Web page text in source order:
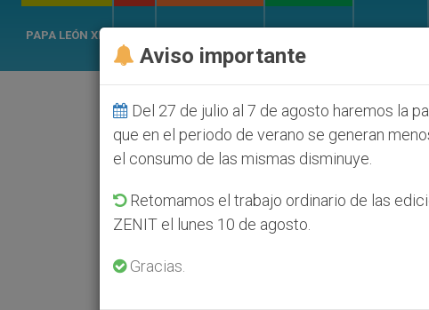
PAPA LEÓN XIV
Aviso importante
Del 27 de julio al 7 de agosto haremos la
que en el periodo de verano se generan
el consumo de las mismas disminuye.
Retomamos el trabajo ordinario de las
ZENIT el lunes 10 de agosto.
Gracias.